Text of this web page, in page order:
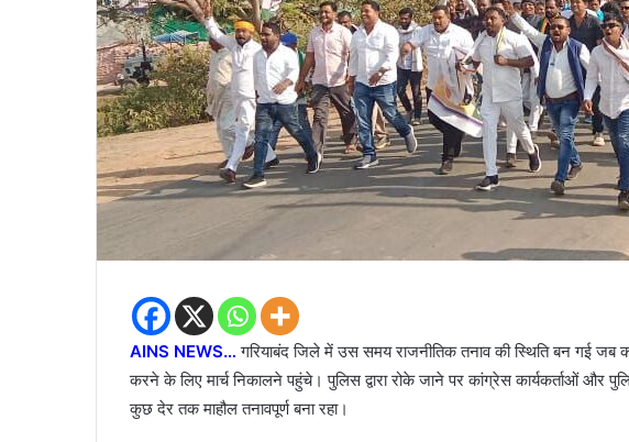
AINS NEWS… गरियाबंद जिले में उस समय राजनीतिक तनाव की स्थिति बन गई जब
करने के लिए मार्च निकालने पहुंचे। पुलिस द्वारा रोके जाने पर कांग्रेस कार्यकर्ताओं और
कुछ देर तक माहौल तनावपूर्ण बना रहा।